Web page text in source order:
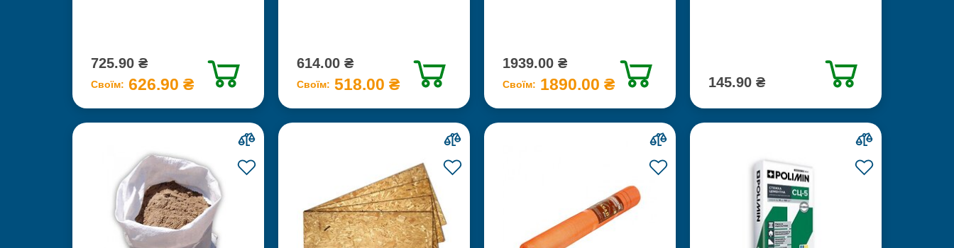
725.90 ₴
Своїм: 626.90 ₴
614.00 ₴
Своїм: 518.00 ₴
1939.00 ₴
Своїм: 1890.00 ₴ 145.90 ₴